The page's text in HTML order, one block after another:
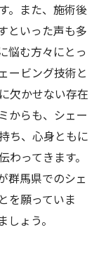
。また、施術後
といった声も多
悩む方々にとっ
ービング技術と
欠かせない存在
からも、シェー
ち、心身ともに
ってきます。
群馬県でのシェ
を願っていま
ょう。